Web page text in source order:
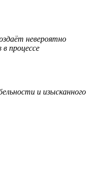
невероятно
процессе
и изысканного